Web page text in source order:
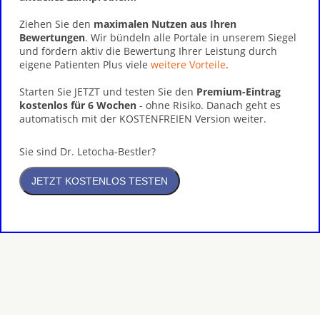
Ziehen Sie den maximalen Nutzen aus Ihren
Bewertungen. Wir bündeln alle Portale in unserem Siegel
und fördern aktiv die Bewertung Ihrer Leistung durch
eigene Patienten Plus viele weitere Vorteile.
Starten Sie JETZT und testen Sie den Premium-Eintrag
kostenlos für 6 Wochen - ohne Risiko. Danach geht es
automatisch mit der KOSTENFREIEN Version weiter.
Sie sind Dr. Letocha-Bestler?